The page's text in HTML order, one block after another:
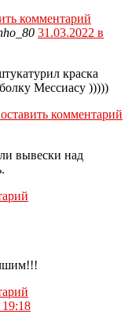
комментарий
31.03.2022 в
краска
Мессиасу )))))
комментарий
вывески над